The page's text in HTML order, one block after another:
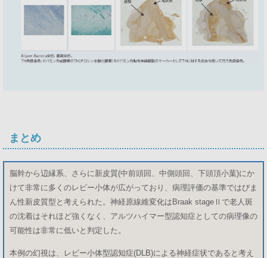
まとめ
脳幹から辺縁系、さらに新皮質(中前頭回、中側頭回、下頭頂小葉)にか
けて非常に多くのレビー小体が広がっており、病理評価の基準ではびま
ん性新皮質型と考えられた。神経原線維変化はBraak stageⅡで老人斑
の沈着はそれほど強くなく、アルツハイマー型認知症としての病理像の
可能性は非常に低いと判定した。
本例の幻視は、レビー小体型認知症(DLB)による神経症状であると考え